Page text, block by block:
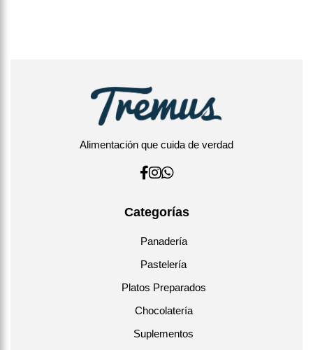
Alimentación que cuida de verdad
Categorías
Panadería
Pastelería
Platos Preparados
Chocolatería
Suplementos